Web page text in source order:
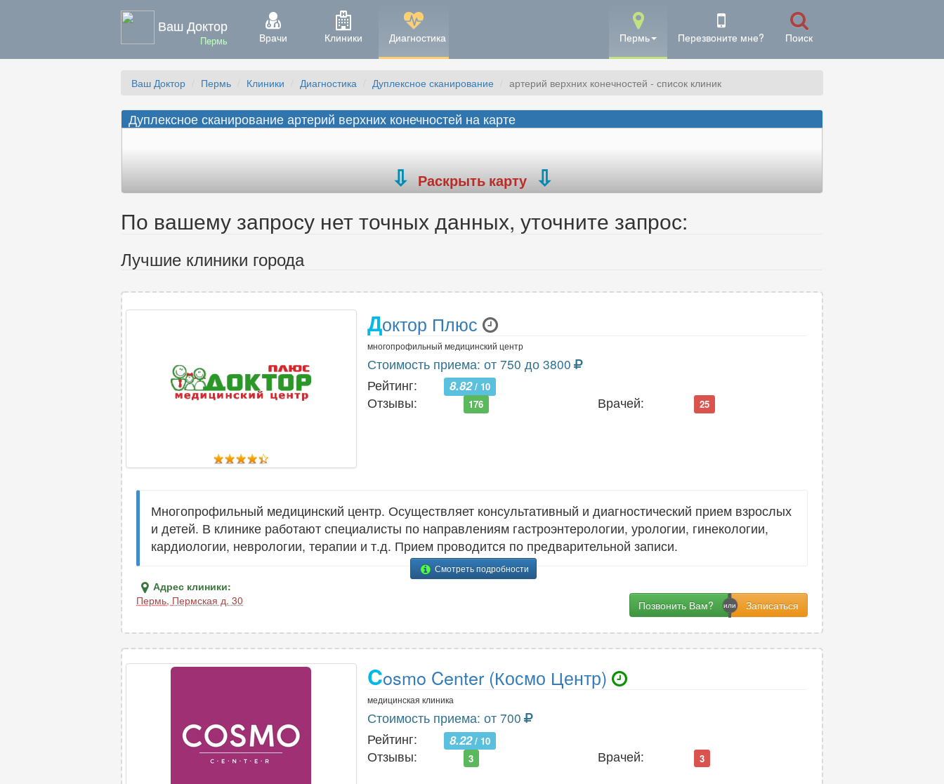
Ваш Доктор
Пермь Врачи Клиники Диагностика Пермь Перезвоните мне? Поиск
Ваш Доктор Пермь Клиники Диагностика Дуплексное сканирование артерий верхних конечностей - список клиник
Дуплексное сканирование артерий верхних конечностей на карте
Раскрыть карту
По вашему запросу нет точных данных, уточните запрос:
Лучшие клиники города
Доктор Плюс
многопрофильный медицинский центр
Стоимость приема: от 750 до 3800
Рейтинг:
8.82/ 10
Отзывы: 176 Врачей: 25
Многопрофильный медицинский центр. Осуществляет консультативный и диагностический прием взрослых
и детей. В клинике работают специалисты по направлениям гастроэнтерологии, урологии, гинекологии,
кардиологии, неврологии, терапии и т.д. Прием проводится по предварительной записи.
Смотреть подробности
Адрес клиники:
Пермь, Пермская д. 30 Позвонить Вам?
Cosmo Center (Космо Центр)
медицинская клиника
Стоимость приема: от 700
Рейтинг:
8.22/ 10
Отзывы: 3 Врачей: 3